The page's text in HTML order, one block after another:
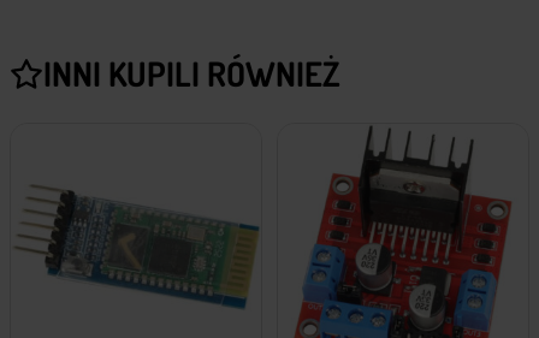
INNI KUPILI RÓWNIEŻ